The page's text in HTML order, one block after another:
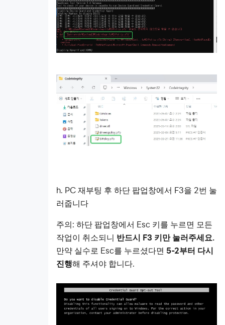
h. PC 재부팅 후 하단 팝업창에서 F3을 2번 눌
러줍니다
주의: 하단 팝업창에서 Esc 키를 누르면 모든
작업이 취소되니 반드시 F3 키만 눌러주세요.
만약 실수로 Esc를 누르셨다면 5-2부터 다시
진행해 주셔야 합니다.